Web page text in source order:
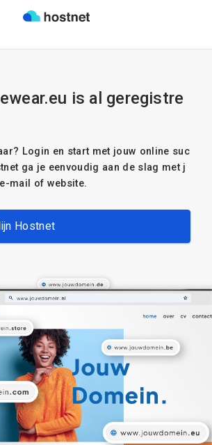
is al geregistre
Login en start met jouw online suc
ga je eenvoudig aan de slag met j
mail of website.
Hostnet